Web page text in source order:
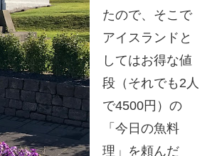
たので、そこで
アイスランドと
してはお得な値
段（それでも2人
で4500円）の
「今日の魚料
理」を頼んだ